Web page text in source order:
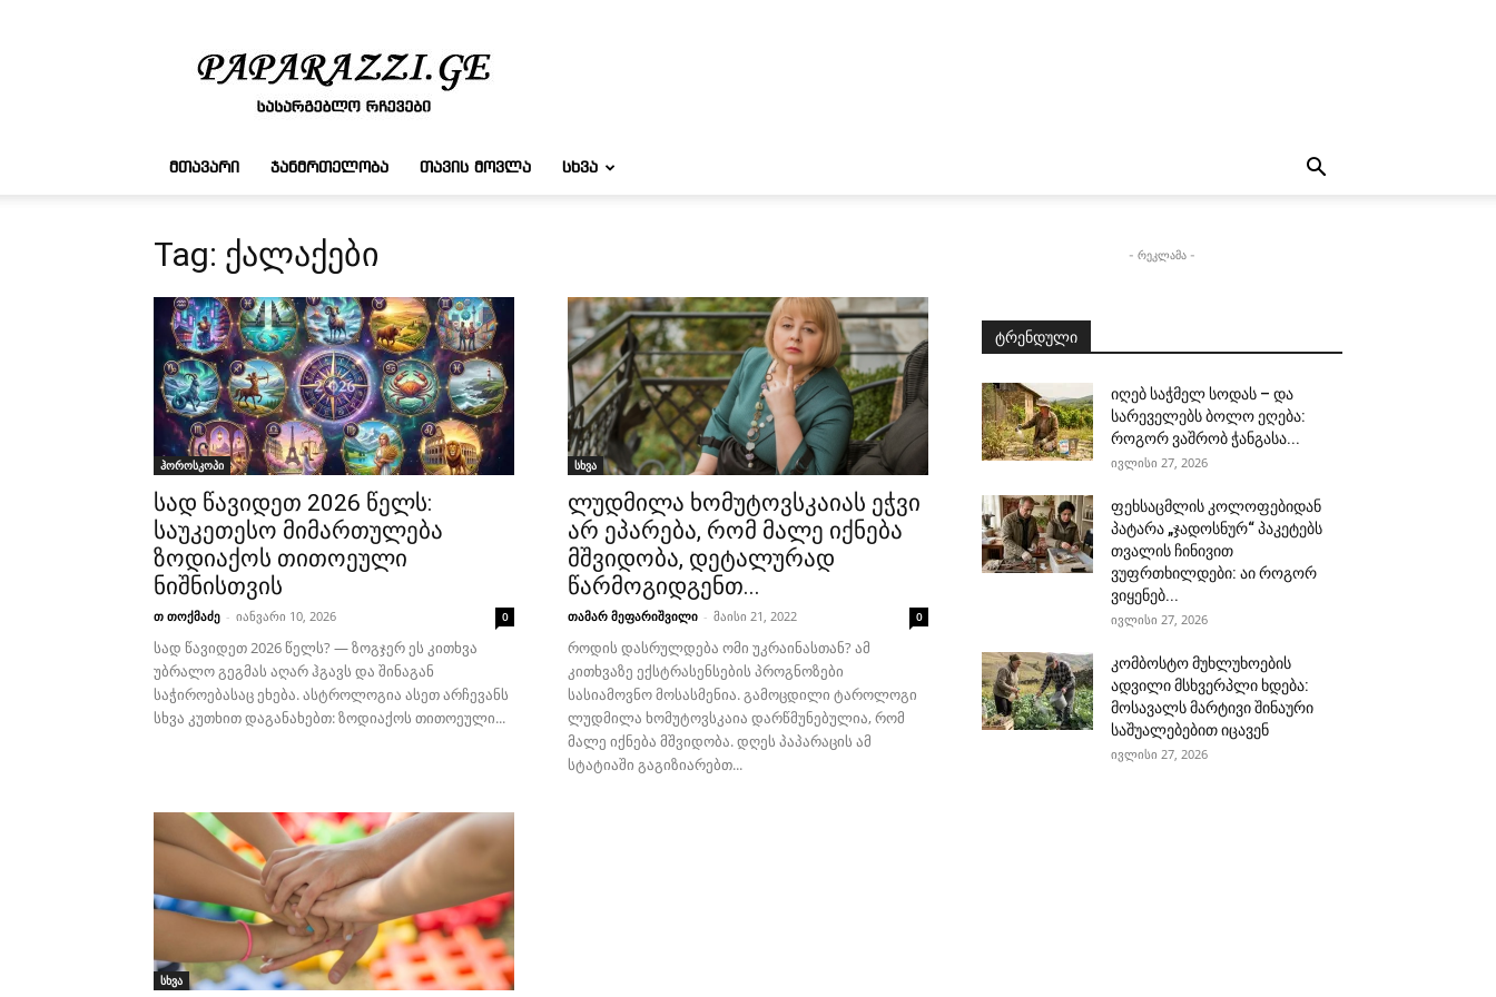
რჩევები
ᲛᲗᲐᲕᲐᲠᲘ ᲯᲐᲜᲛᲠᲗᲔᲚᲝᲑᲐ ᲗᲐᲕᲘᲡ ᲛᲝᲕᲚᲐ ᲡᲮᲕᲐ
Tag: ქალაქები
ჰოროსკოპი
სად წავიდეთ 2026 წელს:
საუკეთესო მიმართულება
ზოდიაქოს თითოეული
ნიშნისთვის
თ თოქმაძე - იანვარი 10, 2026 0
სად წავიდეთ 2026 წელს? — ზოგჯერ ეს კითხვა
უბრალო გეგმას აღარ ჰგავს და შინაგან
საჭიროებასაც ეხება. ასტროლოგია ასეთ არჩევანს
სხვა კუთხით დაგანახებთ: ზოდიაქოს თითოეული...
სხვა
ლუდმილა ხომუტოვსკაიას ეჭვი
არ ეპარება, რომ მალე იქნება
მშვიდობა, დეტალურად
წარმოგიდგენთ...
თამარ მეფარიშვილი - მაისი 21, 2022 0
როდის დასრულდება ომი უკრაინასთან? ამ
კითხვაზე ექსტრასენსების პროგნოზები
სასიამოვნო მოსასმენია. გამოცდილი ტაროლოგი
ლუდმილა ხომუტოვსკაია დარწმუნებულია, რომ
მალე იქნება მშვიდობა. დღეს პაპარაცის ამ
სტატიაში გაგიზიარებთ...
სხვა
- რეკლამა -
ტრენდული
იღებ საჭმელ სოდას – და
სარეველებს ბოლო ეღება:
როგორ ვაშრობ ჭანგასა...
ივლისი 27, 2026
ფეხსაცმლის კოლოფებიდან
პატარა „ჯადოსნურ“ პაკეტებს
თვალის ჩინივით
ვუფრთხილდები: აი როგორ
ვიყენებ...
ივლისი 27, 2026
კომბოსტო მუხლუხოების
ადვილი მსხვერპლი ხდება:
მოსავალს მარტივი შინაური
საშუალებებით იცავენ
ივლისი 27, 2026